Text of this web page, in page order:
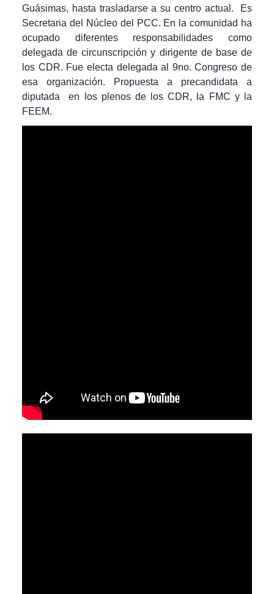
Guásimas, hasta trasladarse a su centro actual. Es
Secretaria del Núcleo del PCC. En la comunidad ha
ocupado diferentes responsabilidades como
delegada de circunscripción y dirigente de base de
los CDR. Fue electa delegada al 9no. Congreso de
esa organización. Propuesta a precandidata a
diputada en los plenos de los CDR, la FMC y la
FEEM.